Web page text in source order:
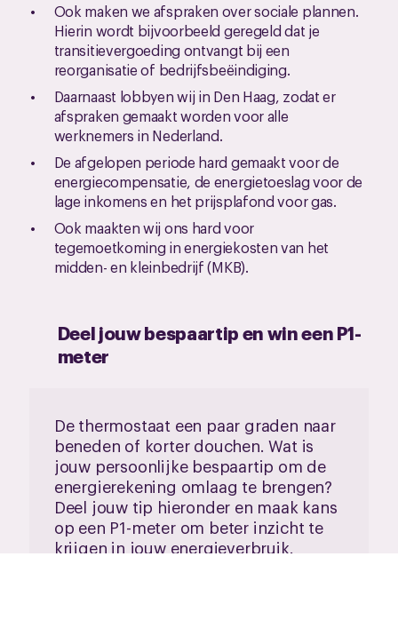
Ook maken we afspraken over sociale plannen.
Hierin wordt bijvoorbeeld geregeld dat je
transitievergoeding ontvangt bij een
reorganisatie of bedrijfsbeëindiging.
Daarnaast lobbyen wij in Den Haag, zodat er
afspraken gemaakt worden voor alle
werknemers in Nederland.
De afgelopen periode hard gemaakt voor de
energiecompensatie, de energietoeslag voor de
lage inkomens en het prijsplafond voor gas.
Ook maakten wij ons hard voor
tegemoetkoming in energiekosten van het
midden- en kleinbedrijf (MKB).
Deel jouw bespaartip en win een P1-
meter
De thermostaat een paar graden naar
beneden of korter douchen. Wat is
jouw persoonlijke bespaartip om de
energierekening omlaag te brengen?
Deel jouw tip hieronder en maak kans
op een P1-meter om beter inzicht te
krijgen in jouw energieverbruik.